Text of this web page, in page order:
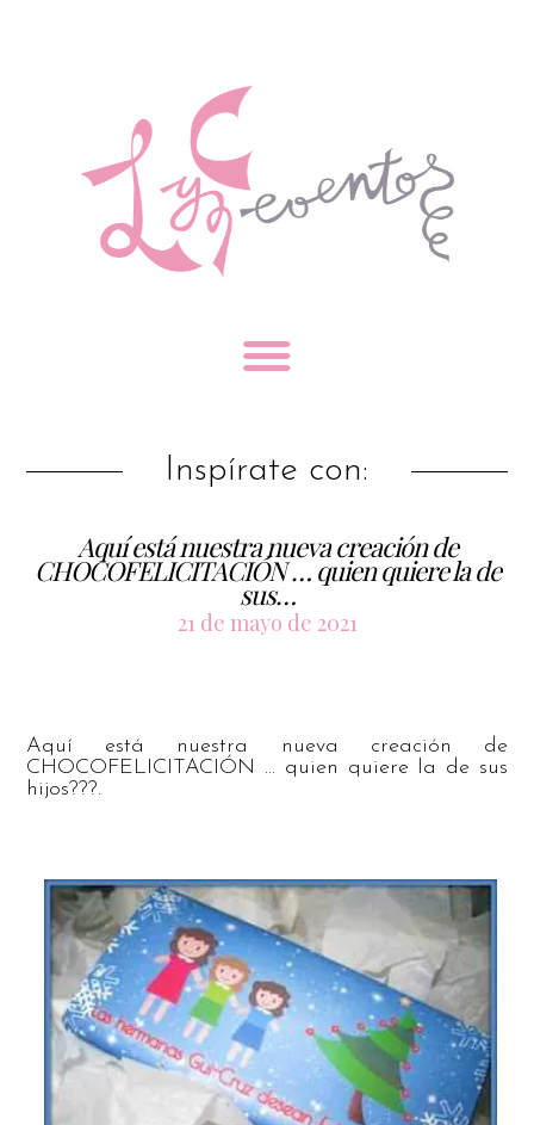
Inspírate con:
Aquí está nuestra nueva creación de
CHOCOFELICITACIÓN … quien quiere la de
sus…
21 de mayo de 2021
Aquí está nuestra nueva creación de
CHOCOFELICITACIÓN … quien quiere la de sus
hijos???.